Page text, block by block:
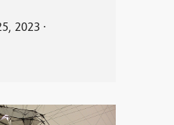
2023 ⋅